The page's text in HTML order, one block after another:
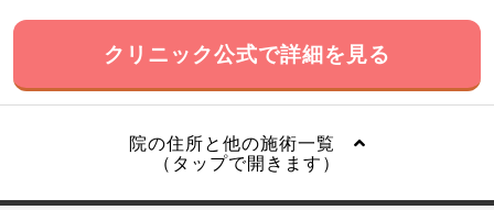
クリニック公式で詳細を見る
院の住所と他の施術一覧
（タップで開きます）